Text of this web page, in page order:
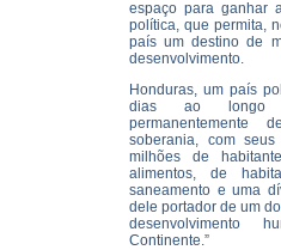
espaço para ganhar
política, que permita,
país um destino de
desenvolvimento.
Honduras, um país
dias ao longo
permanentemente
soberania, com
milhões de
alimentos, de
saneamento e uma
dele portador de um
Continente.”